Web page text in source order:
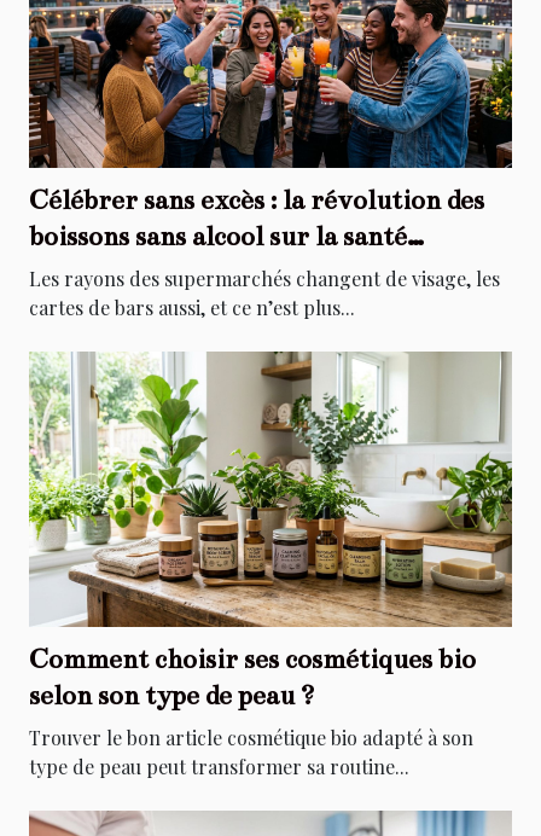
Célébrer sans excès : la révolution des
boissons sans alcool sur la santé
collective
Les rayons des supermarchés changent de visage, les
cartes de bars aussi, et ce n’est plus...
Comment choisir ses cosmétiques bio
selon son type de peau ?
Trouver le bon article cosmétique bio adapté à son
type de peau peut transformer sa routine...